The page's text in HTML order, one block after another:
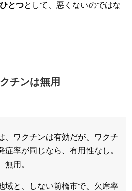
とつとして、悪くないのではな
チンは無用
、ワクチンは有効だが、ワクチ
症率が同じなら、有用性なし。
用。
域と、しない前橋市で、欠席率